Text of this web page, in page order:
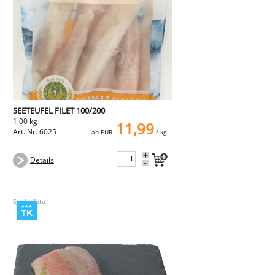
NEMETZ-DOGS
Hundefutter
nass
trocken
Belcando
Barf-Zusätze
Katzenfutter
Gutschein kaufen
SEETEUFEL FILET 100/200
1,00 kg
Art. Nr. 6025
ab EUR 11,99/ kg
Details +
-